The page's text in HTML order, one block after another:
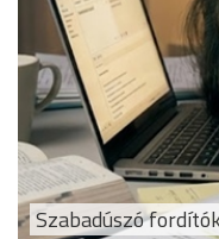
Szabadúszó